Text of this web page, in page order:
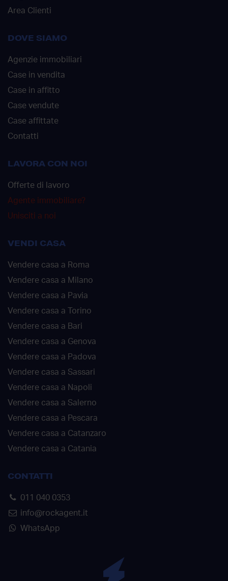
Area Clienti
DOVE SIAMO
Agenzie immobiliari
Case in vendita
Case in affitto
Case vendute
Case affittate
Contatti
LAVORA CON NOI
Offerte di lavoro
Agente immobiliare?
Unisciti a noi
VENDI CASA
Vendere casa a Roma
Vendere casa a Milano
Vendere casa a Pavia
Vendere casa a Torino
Vendere casa a Bari
Vendere casa a Genova
Vendere casa a Padova
Vendere casa a Sassari
Vendere casa a Napoli
Vendere casa a Salerno
Vendere casa a Pescara
Vendere casa a Catanzaro
Vendere casa a Catania
CONTATTI
011 040 0353
info@rockagent.it
WhatsApp